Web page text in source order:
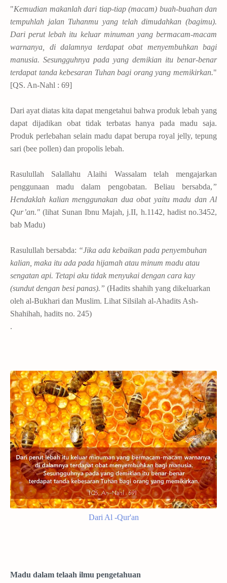
"Kemudian makanlah dari tiap-tiap (macam) buah-buahan dan
tempuhlah jalan Tuhanmu yang telah dimudahkan (bagimu).
Dari perut lebah itu keluar minuman yang bermacam-macam
warnanya, di dalamnya terdapat obat menyembuhkan bagi
manusia. Sesungguhnya pada yang demikian itu benar-benar
terdapat tanda kebesaran Tuhan bagi orang yang memikirkan."
[QS. An-Nahl : 69]
Dari ayat diatas kita dapat mengetahui bahwa produk lebah yang
dapat dijadikan obat tidak terbatas hanya pada madu saja.
Produk perlebahan selain madu dapat berupa royal jelly, tepung
sari (bee pollen) dan propolis lebah.
Rasulullah Salallahu Alaihi Wassalam telah mengajarkan
penggunaan madu dalam pengobatan. Beliau bersabda,”
Hendaklah kalian menggunakan dua obat yaitu madu dan Al
Qur’an." (lihat Sunan Ibnu Majah, j.II, h.1142, hadist no.3452,
bab Madu)
Rasulullah bersabda: “Jika ada kebaikan pada penyembuhan
kalian, maka itu ada pada hijamah atau minum madu atau
sengatan api. Tetapi aku tidak menyukai dengan cara kay
(sundut dengan besi panas).” (Hadits shahih yang dikeluarkan
oleh al-Bukhari dan Muslim. Lihat Silsilah al-Ahadits Ash-
Shahihah, hadits no. 245)
.
Dari Al -Qur'an
Madu dalam telaah ilmu pengetahuan